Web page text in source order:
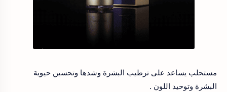
مستحلب يساعد على ترطيب البشرة وشدها وتحسين حيوية
البشرة وتوحيد اللون .